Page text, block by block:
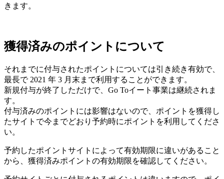
きます。
獲得済みのポイントについて
それまでに付与されたポイントについては引き続き有効で、
最長で 2021 年 3 月末まで利用することができます。
新規付与が終了しただけで、Go Toイート事業は継続されま
す。
付与済みのポイントには影響はないので、ポイントを獲得し
たサイトで今までどおり予約時にポイントを利用してくださ
い。
予約したポイントサイトによって有効期限に違いがあること
から、獲得済みポイントの有効期限を確認してください。